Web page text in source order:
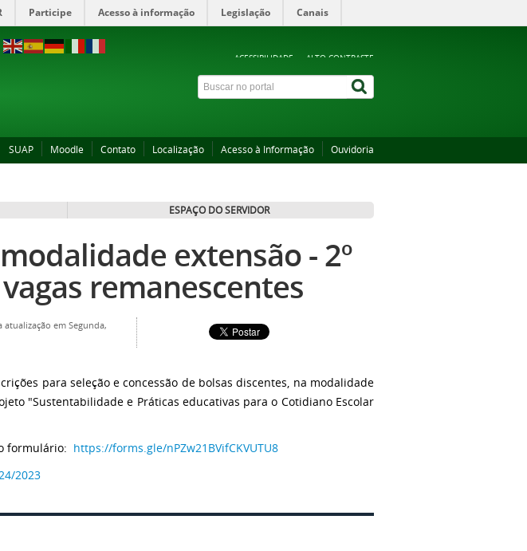
Participe Acesso à informação Legislação Canais
ACESSIBILIDADE ALTO CONTRASTE
SUAP Moodle Contato Localização Acesso à Informação Ouvidoria
ESPAÇO DO SERVIDOR
extensão - 2º
remanescentes
atualização em Segunda,
para seleção e concessão de bolsas discentes, na modalidade
"Sustentabilidade e Práticas educativas para o Cotidiano Escolar
formulário: https://forms.gle/nPZw21BVifCKVUTU8
2023